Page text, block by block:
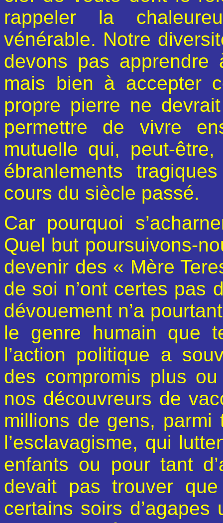
rappeler la
vénérable. Notre
devons pas apprendre
mais bien à accepter
propre pierre ne
permettre de vivre
mutuelle qui, peut-
ébranlements
cours du siècle passé.
Car pourquoi
Quel but poursuivons-
devenir des « Mère
de soi n’ont certes pas
dévouement n’a
le genre humain que
l’action politique a
des compromis plus
nos découvreurs de
millions de gens,
l’esclavagisme, qui
enfants ou pour tant
devait pas trouver
certains soirs